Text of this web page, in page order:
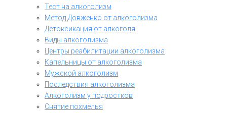
Тест на алкоголизм
Метод Довженко от алкоголизма
Детоксикация от алкоголя
Виды алкоголизма
Центры реабилитации алкоголизма
Капельницы от алкоголизма
Мужской алкоголизм
Последствия алкоголизма
Алкоголизм у подростков
Снятие похмелья